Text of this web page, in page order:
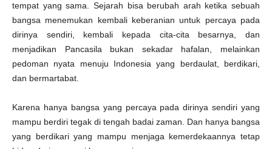
tempat yang sama. Sejarah bisa berubah arah ketika sebuah
bangsa menemukan kembali keberanian untuk percaya pada
dirinya sendiri, kembali kepada cita-cita besarnya, dan
menjadikan Pancasila bukan sekadar hafalan, melainkan
pedoman nyata menuju Indonesia yang berdaulat, berdikari,
dan bermartabat.
Karena hanya bangsa yang percaya pada dirinya sendiri yang
mampu berdiri tegak di tengah badai zaman. Dan hanya bangsa
yang berdikari yang mampu menjaga kemerdekaannya tetap